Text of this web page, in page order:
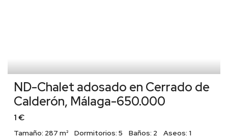
ND-Chalet adosado en Cerrado de
Calderón, Málaga-650.000
1 €
Tamaño: 287 m² Dormitorios: 5 Baños: 2 Aseos: 1